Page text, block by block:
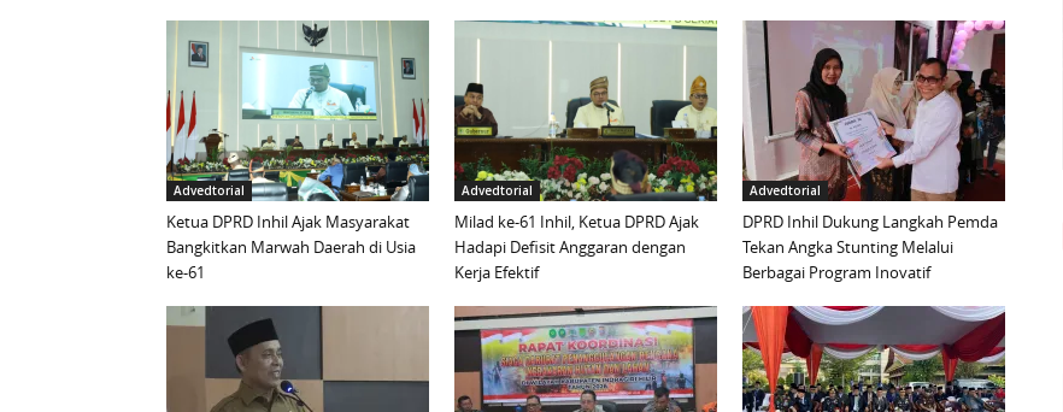
Advedtorial
Ketua DPRD Inhil Ajak Masyarakat
Bangkitkan Marwah Daerah di Usia
ke-61
Advedtorial
Milad ke-61 Inhil, Ketua DPRD Ajak
Hadapi Defisit Anggaran dengan
Kerja Efektif
Advedtorial
DPRD Inhil Dukung Langkah Pemda
Tekan Angka Stunting Melalui
Berbagai Program Inovatif